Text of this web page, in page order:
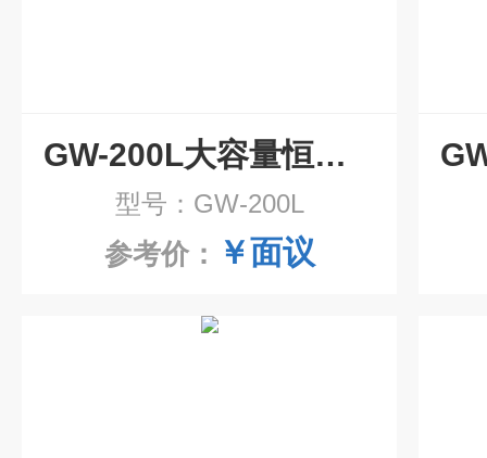
GW-200L大容量恒温水箱
型号：GW-200L
参考价： ￥面议